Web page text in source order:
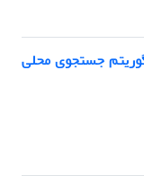
جستجوی محلی